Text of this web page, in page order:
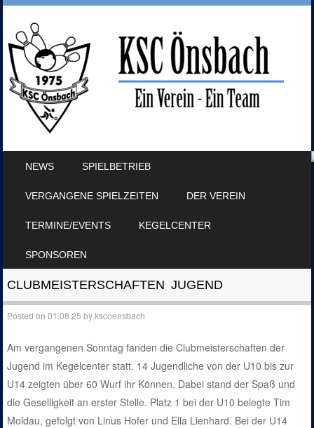
NEWS SPIELBETRIEB
VERGANGENE SPIELZEITEN DER VEREIN
TERMINE/EVENTS KEGELCENTER
SPONSOREN
CLUBMEISTERSCHAFTEN JUGEND
Posted on01.08.25 bykscoensbach
Am vergangenen Sonntag fanden die Clubmeisterschaften der
Jugend im Kegelcenter statt. 14 Jugendliche von der U10 bis zur
U14 zeigten über 60 Wurf ihr Können. Dabei stand der Spaß und
die Geselligkeit an erster Stelle. Platz 1 bei der U10 belegte Tim
Moldau, gefolgt von Linus Hofer und Ella Lienhard. Bei der U14